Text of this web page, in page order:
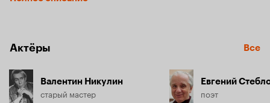
обрели себя в любимом деле.
калоши, исполнение желаний счастливыми не сделало из-
за лени, черствости и озлобленности их сердец.
Актёры Все
Валентин Никулин
старый мастер
Евгений
поэт